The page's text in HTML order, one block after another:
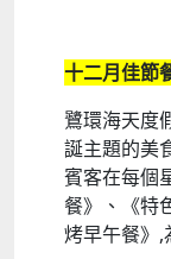
十二月佳節
鷺環海天度
誕主題的美
賓客在每個
餐》、《特
烤早午餐》,